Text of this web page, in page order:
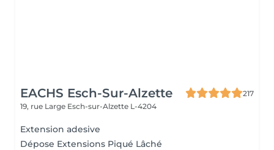
EACHS Esch-Sur-Alzette
217
19, rue Large Esch-sur-Alzette L-4204
Extension adesive
Dépose Extensions Piqué Lâché